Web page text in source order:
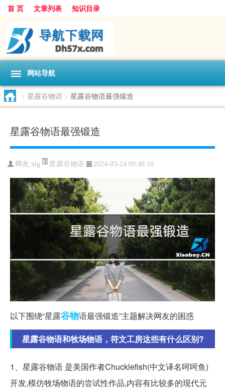
首 页 文章列表 知识目录
网站导航
> 星露谷物语 > 星露谷物语最强锻造
星露谷物语最强锻造
网友:xlg 星露谷物语 2024-03-24 09:48:18
以下围绕“星露谷物语最强锻造”主题解决网友的困惑
星露谷物语和牧场物语，符文工房这些有什么区别?
1、星露谷物语 是美国作者Chucklefish(中文译名呵呵鱼)
开发,模仿牧场物语的尝试性作品,内容有比较多的现代元